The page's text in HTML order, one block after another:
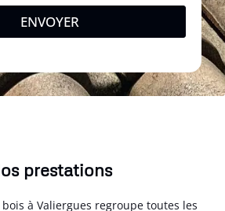
ENVOYER
prestations
à Valiergues regroupe toutes les